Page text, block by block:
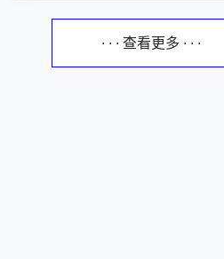
· · · 查看更多 · · ·